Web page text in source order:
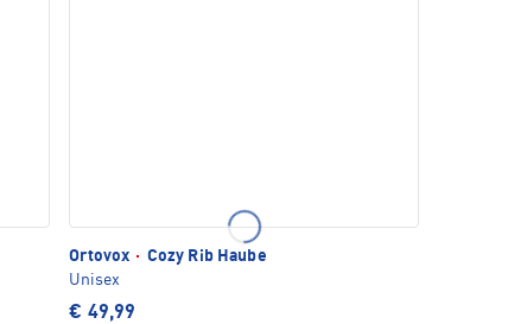
Ortovox · Cozy Rib Haube
Unisex
€ 49,99